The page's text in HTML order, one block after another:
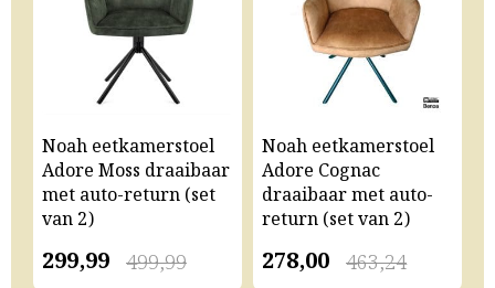
Noah eetkamerstoel
Adore Moss draaibaar
met auto-return (set
van 2)
499,99
299,99
Noah eetkamerstoel
Adore Cognac
draaibaar met auto-
return (set van 2)
463,24
278,00